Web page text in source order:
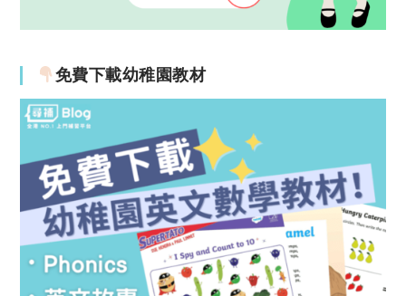
免費下載幼稚園教材